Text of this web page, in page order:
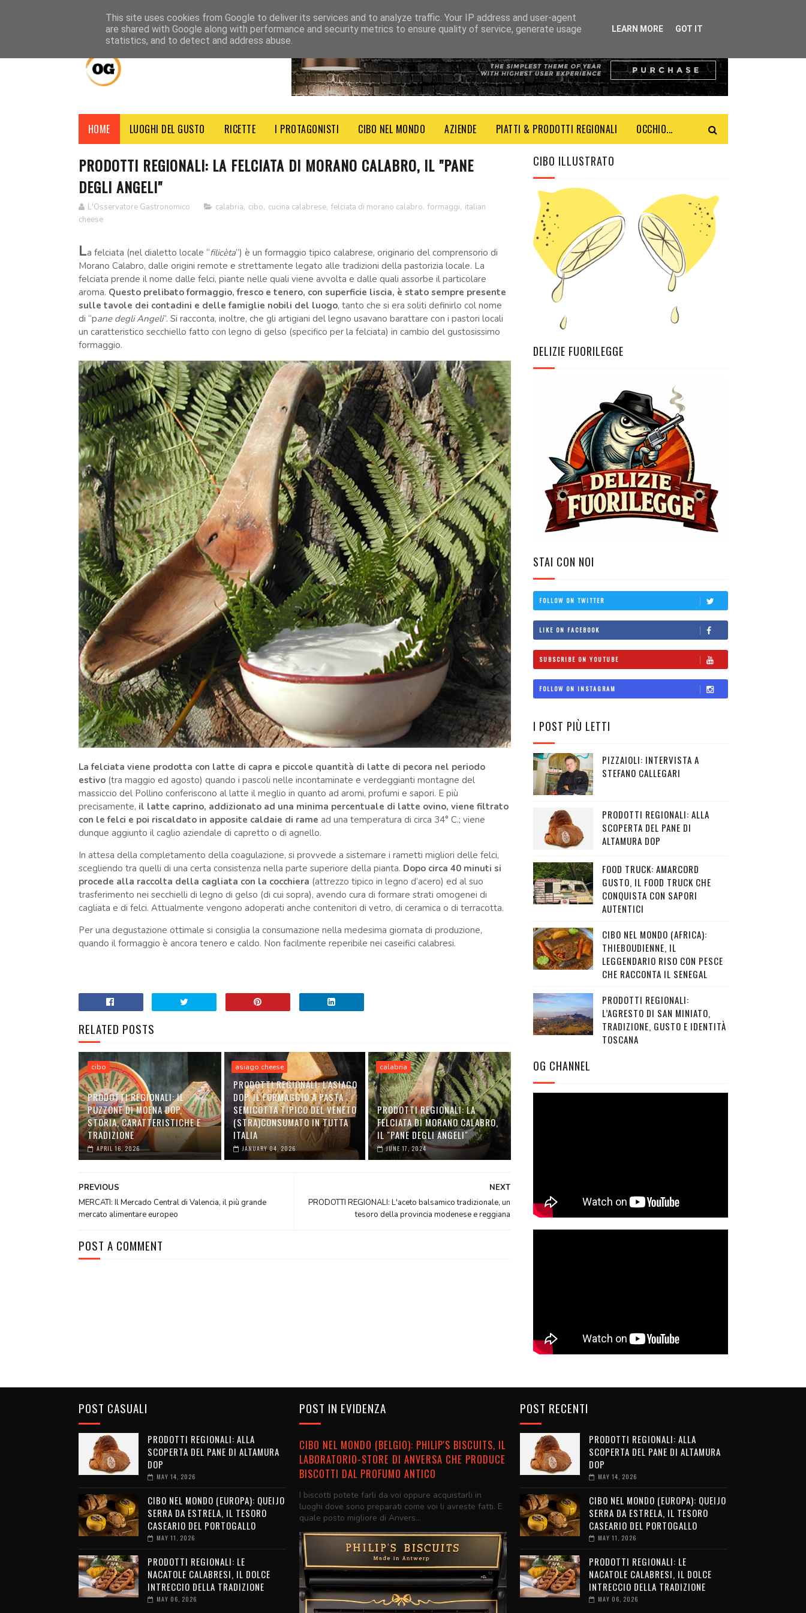
CHI SIAMO CREDITI NOTE LEGALI
HOME LUOGHI DEL GUSTO RICETTE I PROTAGONISTI CIBO NEL MONDO AZIENDE PIATTI & PRODOTTI REGIONALI OCCHIO...
PRODOTTI REGIONALI: LA FELCIATA DI MORANO CALABRO, IL "PANE
DEGLI ANGELI"
L'Osservatore Gastronomico calabria, cibo, cucina calabrese, felciata di morano calabro, formaggi, italian
cheese
La felciata (nel dialetto locale “filicèta”) è un formaggio tipico calabrese, originario del comprensorio di
Morano Calabro, dalle origini remote e strettamente legato alle tradizioni della pastorizia locale. La
felciata prende il nome dalle felci, piante nelle quali viene avvolta e dalle quali assorbe il particolare
aroma. Questo prelibato formaggio, fresco e tenero, con superficie liscia, è stato sempre presente
sulle tavole dei contadini e delle famiglie nobili del luogo, tanto che si era soliti definirlo col nome
di “pane degli Angeli”. Si racconta, inoltre, che gli artigiani del legno usavano barattare con i pastori locali
un caratteristico secchiello fatto con legno di gelso (specifico per la felciata) in cambio del gustosissimo
formaggio.
La felciata viene prodotta con latte di capra e piccole quantità di latte di pecora nel periodo
estivo(tra maggio ed agosto) quando i pascoli nelle incontaminate e verdeggianti montagne del
massiccio del Pollino conferiscono al latte il meglio in quanto ad aromi, profumi e sapori. E più
precisamente, il latte caprino, addizionato ad una minima percentuale di latte ovino, viene filtrato
con le felci e poi riscaldato in apposite caldaie di rame ad una temperatura di circa 34° C.; viene
dunque aggiunto il caglio aziendale di capretto o di agnello.
In attesa della completamento della coagulazione, si provvede a sistemare i rametti migliori delle felci,
scegliendo tra quelli di una certa consistenza nella parte superiore della pianta. Dopo circa 40 minuti si
procede alla raccolta della cagliata con la cocchiera (attrezzo tipico in legno d’acero) ed al suo
trasferimento nei secchielli di legno di gelso (di cui sopra), avendo cura di formare strati omogenei di
cagliata e di felci. Attualmente vengono adoperati anche contenitori di vetro, di ceramica o di terracotta.
Per una degustazione ottimale si consiglia la consumazione nella medesima giornata di produzione,
quando il formaggio è ancora tenero e caldo. Non facilmente reperibile nei caseifici calabresi.
RELATED POSTS
cibo
PRODOTTI REGIONALI: IL
PUZZONE DI MOENA DOP,
STORIA, CARATTERISTICHE E
TRADIZIONE
APRIL 16, 2026
asiago cheese
PRODOTTI REGIONALI: L'ASIAGO
DOP, IL FORMAGGIO A PASTA
SEMICOTTA TIPICO DEL VENETO
(STRA)CONSUMATO IN TUTTA
ITALIA
JANUARY 04, 2026
calabria
PRODOTTI REGIONALI: LA
FELCIATA DI MORANO CALABRO,
IL "PANE DEGLI ANGELI"
JUNE 17, 2024
NEXT
PRODOTTI REGIONALI: L'aceto balsamico tradizionale, un
tesoro della provincia modenese e reggiana
PREVIOUS
MERCATI: Il Mercado Central di Valencia, il più grande
mercato alimentare europeo
POST A COMMENT
CIBO ILLUSTRATO
DELIZIE FUORILEGGE
STAI CON NOI
FOLLOW ON TWITTER
LIKE ON FACEBOOK
SUBSCRIBE ON YOUTUBE
FOLLOW ON INSTAGRAM
I POST PIÙ LETTI
PIZZAIOLI: INTERVISTA A
STEFANO CALLEGARI
PRODOTTI REGIONALI: ALLA
SCOPERTA DEL PANE DI
ALTAMURA DOP
FOOD TRUCK: AMARCORD
GUSTO, IL FOOD TRUCK CHE
CONQUISTA CON SAPORI
AUTENTICI
CIBO NEL MONDO (AFRICA):
THIEBOUDIENNE, IL
LEGGENDARIO RISO CON PESCE
CHE RACCONTA IL SENEGAL
PRODOTTI REGIONALI:
L’AGRESTO DI SAN MINIATO,
TRADIZIONE, GUSTO E IDENTITÀ
TOSCANA
OG CHANNEL
POST CASUALI
PRODOTTI REGIONALI: ALLA
SCOPERTA DEL PANE DI ALTAMURA
DOP
MAY 14, 2026
CIBO NEL MONDO (EUROPA): QUEIJO
SERRA DA ESTRELA, IL TESORO
CASEARIO DEL PORTOGALLO
MAY 11, 2026
PRODOTTI REGIONALI: LE
NACATOLE CALABRESI, IL DOLCE
INTRECCIO DELLA TRADIZIONE
MAY 06, 2026
POST IN EVIDENZA
CIBO NEL MONDO (BELGIO): PHILIP'S BISCUITS, IL
LABORATORIO-STORE DI ANVERSA CHE PRODUCE
BISCOTTI DAL PROFUMO ANTICO
I biscotti potete farli da voi oppure acquistarli in
luoghi dove sono preparati come voi li avreste fatti. E
quale posto migliore di Anvers...
POST RECENTI
PRODOTTI REGIONALI: ALLA
SCOPERTA DEL PANE DI ALTAMURA
DOP
MAY 14, 2026
CIBO NEL MONDO (EUROPA): QUEIJO
SERRA DA ESTRELA, IL TESORO
CASEARIO DEL PORTOGALLO
MAY 11, 2026
PRODOTTI REGIONALI: LE
NACATOLE CALABRESI, IL DOLCE
INTRECCIO DELLA TRADIZIONE
MAY 06, 2026
This site uses cookies from Google to deliver its services and to analyze traffic. Your IP address and user-agent
are shared with Google along with performance and security metrics to ensure quality of service, generate usage
statistics, and to detect and address abuse.
LEARN MORE GOT IT